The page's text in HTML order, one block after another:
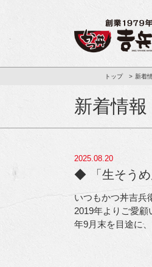
トップ 新着
新着情報
2025.08.20
◆ 「生そう
いつもかつ丼吉兵
2019年よりご愛
年9月末を目途に